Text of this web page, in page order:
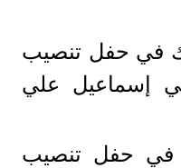
في حفل تنصيب